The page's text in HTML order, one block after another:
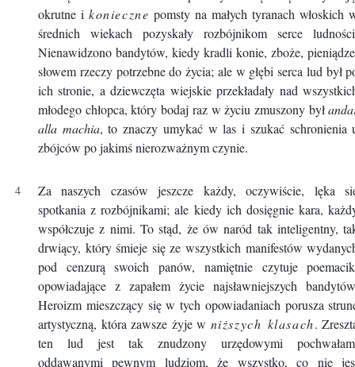
okrutne i konieczne pomsty na małych tyranach włoskich
średnich wiekach pozyskały rozbójnikom serce
Nienawidzono bandytów, kiedy kradli konie, zboże,
słowem rzeczy potrzebne do życia; ale w głębi serca lud był
ich stronie, a dziewczęta wiejskie przekładały nad
młodego chłopca, który bodaj raz w życiu zmuszony był
alla machia, to znaczy umykać w las i szukać schronienia
zbójców po jakimś nierozważnym czynie.
Za naszych czasów jeszcze każdy, oczywiście, lęka
spotkania z rozbójnikami; ale kiedy ich dosięgnie kara,
współczuje z nimi. To stąd, że ów naród tak inteligentny,
drwiący, który śmieje się ze wszystkich manifestów
pod cenzurą swoich panów, namiętnie czytuje
opowiadające z zapałem życie najsławniejszych
Heroizm mieszczący się w tych opowiadaniach porusza
artystyczną, która zawsze żyje w niższych klasach.
ten lud jest tak znudzony urzędowymi
oddawanymi pewnym ludziom, że wszystko, co nie